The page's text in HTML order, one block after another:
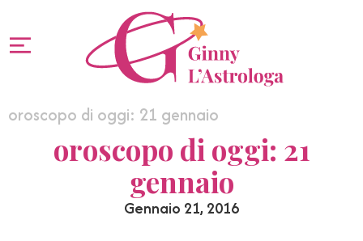
oroscopo di oggi: 21 gennaio
oroscopo di oggi: 21
gennaio
Gennaio 21, 2016